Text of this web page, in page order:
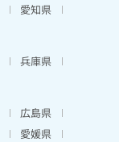
愛知県
兵庫県
広島県
愛媛県